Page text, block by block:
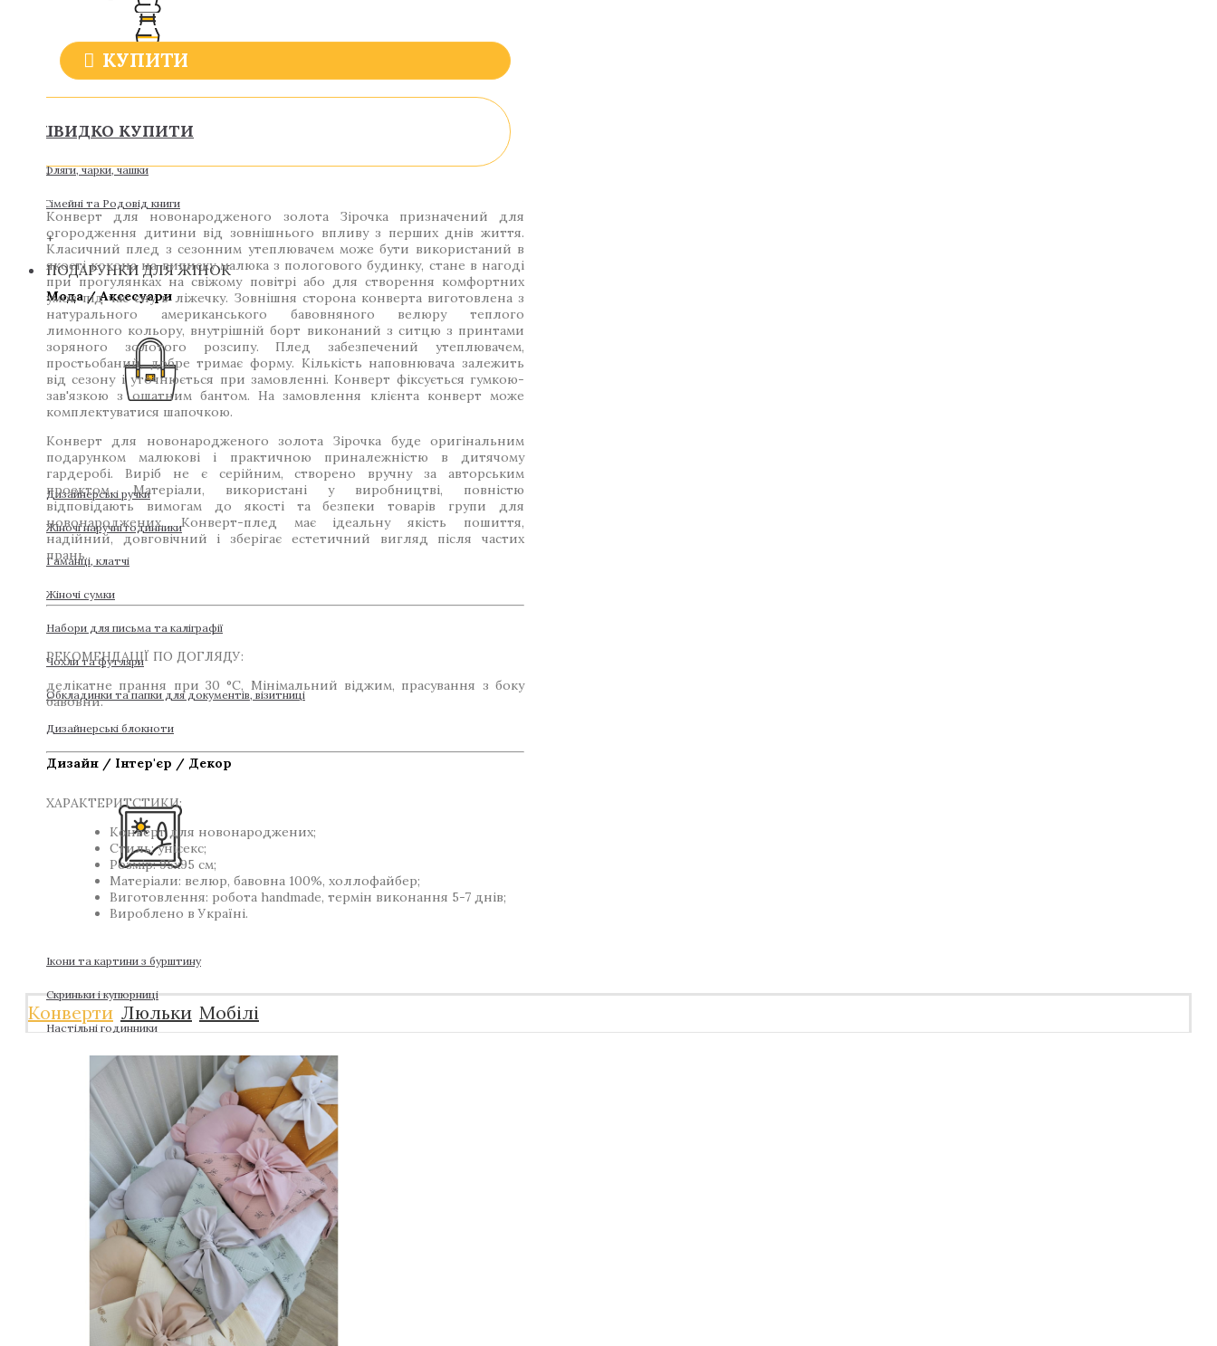
Шкіряні фотоальбоми
Фляги, чарки, чашки
Сімейні та Родовід книги
+
ПОДАРУНКИ ДЛЯ ЖІНОК
Мода / Аксесуари
Дизайнерські ручки
Жіночі наручні годинники
Гаманці, клатчі
Жіночі сумки
Набори для письма та каліграфії
Чохли та футляри
Обкладинки та папки для документів, візитниці
Дизайнерські блокноти
Дизайн / Інтер'єр / Декор
Ікони та картини з бурштину
Скриньки і купюрниці
Настільні годинники
Ялинкові іграшки та прикраси
Розваги / Хобі / Настільні ігри
Шкіряні фотоальбоми
VIP дизайнерські м'які іграшки
КУПИТИ
ШВИДКО КУПИТИ
Конверт для новонародженого золота Зірочка призначений для
огородження дитини від зовнішнього впливу з перших днів життя.
Класичний плед з сезонним утеплювачем може бути використаний в
якості кокона на виписку малюка з пологового будинку, стане в нагоді
при прогулянках на свіжому повітрі або для створення комфортних
умов під час сну в ліжечку. Зовнішня сторона конверта виготовлена з
натурального американського бавовняного велюру теплого
лимонного кольору, внутрішній борт виконаний з ситцю з принтами
зоряного золотого розсипу. Плед забезпечений утеплювачем,
простьобаний, добре тримає форму. Кількість наповнювача залежить
від сезону і уточнюється при замовленні. Конверт фіксується гумкою-
зав'язкою з ошатним бантом. На замовлення клієнта конверт може
комплектуватися шапочкою.
Конверт для новонародженого золота Зірочка буде оригінальним
подарунком малюкові і практичною приналежністю в дитячому
гардеробі. Виріб не є серійним, створено вручну за авторським
проектом. Матеріали, використані у виробництві, повністю
відповідають вимогам до якості та безпеки товарів групи для
новонароджених. Конверт-плед має ідеальну якість пошиття,
надійний, довговічний і зберігає естетичний вигляд після частих
прань.
РЕКОМЕНДАЦІЇ ПО ДОГЛЯДУ:
делікатне прання при 30 °C, Мінімальний віджим, прасування з боку
бавовни.
ХАРАКТЕРИТСТИКИ:
Конверт для новонароджених;
Стиль: унісекс;
Розмір: 95х95 см;
Матеріали: велюр, бавовна 100%, холлофайбер;
Виготовлення: робота handmade, термін виконання 5-7 днів;
Вироблено в Україні.
Конверти Люльки Мобілі